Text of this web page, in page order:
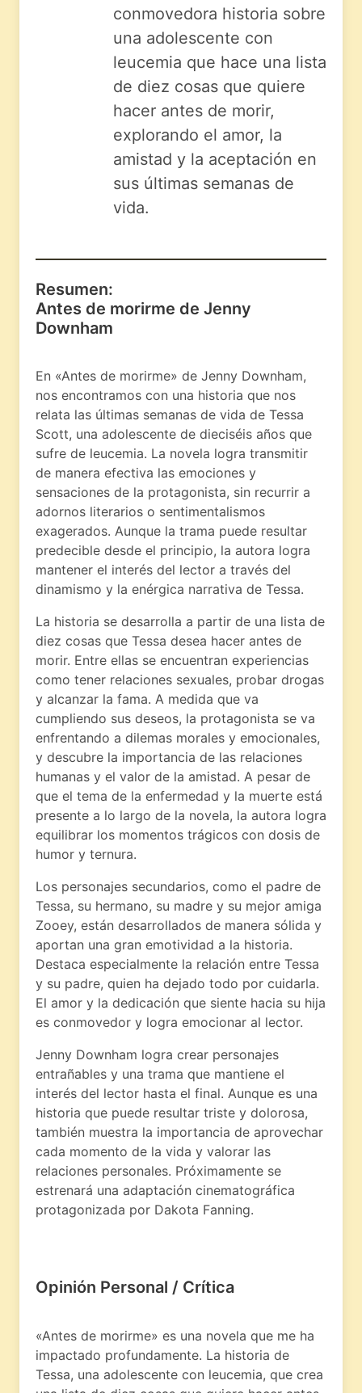
conmovedora historia sobre
una adolescente con
leucemia que hace una lista
de diez cosas que quiere
hacer antes de morir,
explorando el amor, la
amistad y la aceptación en
sus últimas semanas de
vida.
Resumen:
Antes de morirme de Jenny
Downham
En «Antes de morirme» de Jenny Downham,
nos encontramos con una historia que nos
relata las últimas semanas de vida de Tessa
Scott, una adolescente de dieciséis años que
sufre de leucemia. La novela logra transmitir
de manera efectiva las emociones y
sensaciones de la protagonista, sin recurrir a
adornos literarios o sentimentalismos
exagerados. Aunque la trama puede resultar
predecible desde el principio, la autora logra
mantener el interés del lector a través del
dinamismo y la enérgica narrativa de Tessa.
La historia se desarrolla a partir de una lista de
diez cosas que Tessa desea hacer antes de
morir. Entre ellas se encuentran experiencias
como tener relaciones sexuales, probar drogas
y alcanzar la fama. A medida que va
cumpliendo sus deseos, la protagonista se va
enfrentando a dilemas morales y emocionales,
y descubre la importancia de las relaciones
humanas y el valor de la amistad. A pesar de
que el tema de la enfermedad y la muerte está
presente a lo largo de la novela, la autora logra
equilibrar los momentos trágicos con dosis de
humor y ternura.
Los personajes secundarios, como el padre de
Tessa, su hermano, su madre y su mejor amiga
Zooey, están desarrollados de manera sólida y
aportan una gran emotividad a la historia.
Destaca especialmente la relación entre Tessa
y su padre, quien ha dejado todo por cuidarla.
El amor y la dedicación que siente hacia su hija
es conmovedor y logra emocionar al lector.
Jenny Downham logra crear personajes
entrañables y una trama que mantiene el
interés del lector hasta el final. Aunque es una
historia que puede resultar triste y dolorosa,
también muestra la importancia de aprovechar
cada momento de la vida y valorar las
relaciones personales. Próximamente se
estrenará una adaptación cinematográfica
protagonizada por Dakota Fanning.
Opinión Personal / Crítica
«Antes de morirme» es una novela que me ha
impactado profundamente. La historia de
Tessa, una adolescente con leucemia, que crea